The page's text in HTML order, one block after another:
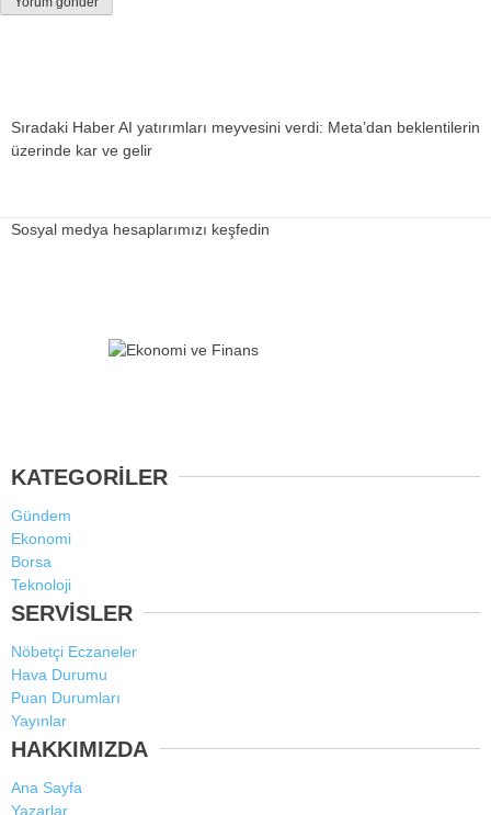
Sıradaki HaberAI yatırımları meyvesini verdi: Meta’dan beklentilerin
üzerinde kar ve gelir
Sosyal medya hesaplarımızı keşfedin
KATEGORİLER
Gündem
Ekonomi
Borsa
Teknoloji
SERVİSLER
Nöbetçi Eczaneler
Hava Durumu
Puan Durumları
Yayınlar
HAKKIMIZDA
Ana Sayfa
Yazarlar